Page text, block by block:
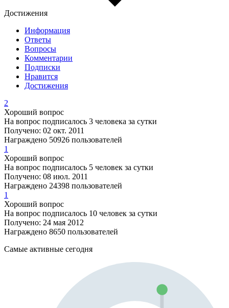
Достижения
Информация
Ответы
Вопросы
Комментарии
Подписки
Нравится
Достижения
2
Хороший вопрос
На вопрос подписалось 3 человека за сутки
Получено: 02 окт. 2011
Награждено 50926 пользователей
1
Хороший вопрос
На вопрос подписалось 5 человек за сутки
Получено: 08 июл. 2011
Награждено 24398 пользователей
1
Хороший вопрос
На вопрос подписалось 10 человек за сутки
Получено: 24 мая 2012
Награждено 8650 пользователей
Самые активные сегодня